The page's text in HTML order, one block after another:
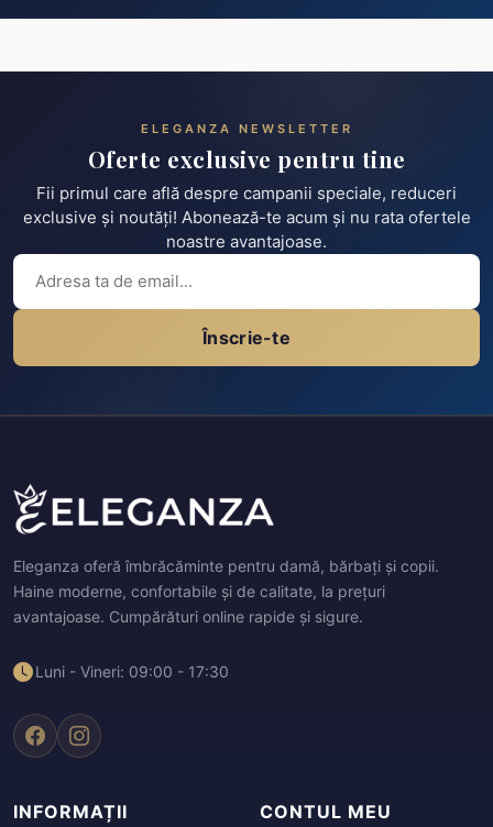
ELEGANZA NEWSLETTER
Oferte exclusive pentru tine
Fii primul care află despre campanii speciale, reduceri
exclusive și noutăți! Abonează-te acum și nu rata ofertele
noastre avantajoase.
Înscrie-te
Eleganza oferă îmbrăcăminte pentru damă, bărbați și copii.
Haine moderne, confortabile și de calitate, la prețuri
avantajoase. Cumpărături online rapide și sigure.
Luni - Vineri: 09:00 - 17:30
INFORMAȚII CONTUL MEU